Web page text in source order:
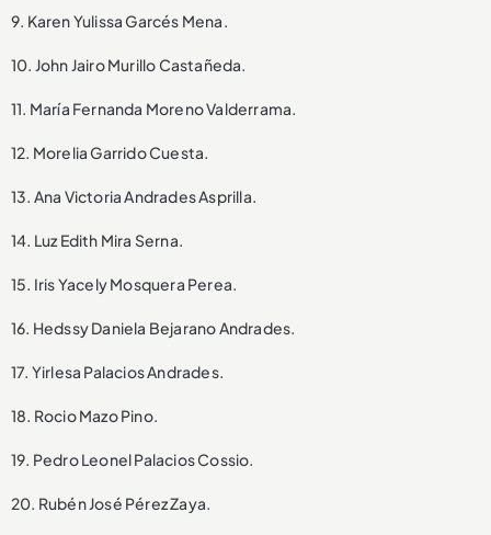
9. Karen Yulissa Garcés Mena.
10. John Jairo Murillo Castañeda.
11. María Fernanda Moreno Valderrama.
12. Morelia Garrido Cuesta.
13. Ana Victoria Andrades Asprilla.
14. Luz Edith Mira Serna.
15. Iris Yacely Mosquera Perea.
16. Hedssy Daniela Bejarano Andrades.
17. Yirlesa Palacios Andrades.
18. Rocio Mazo Pino.
19. Pedro Leonel Palacios Cossio.
20. Rubén José Pérez Zaya.